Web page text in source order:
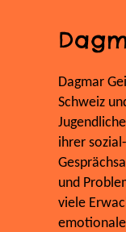
Dagmar
Schweiz
ihrer
und
viele